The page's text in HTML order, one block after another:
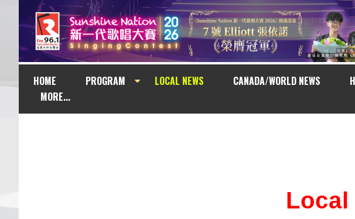
HOME PROGRAM LOCAL NEWS CANADA/WORLD NEWS
MORE...
Local